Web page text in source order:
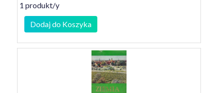
1 produkt/y
Dodaj do Koszyka